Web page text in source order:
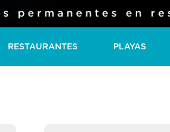
RESTAURANTES PLAYAS